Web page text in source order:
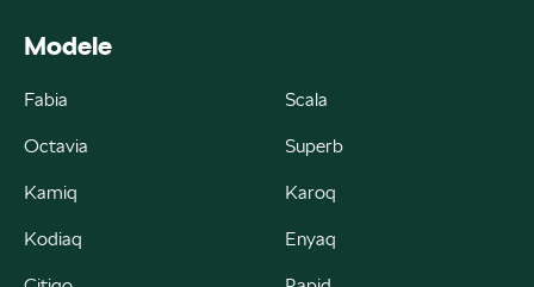
Autorud Kielce
ul. Krakowska 283, Kielce
Modele
Fabia Scala
Octavia Superb
Kamiq Karoq
Kodiaq Enyaq